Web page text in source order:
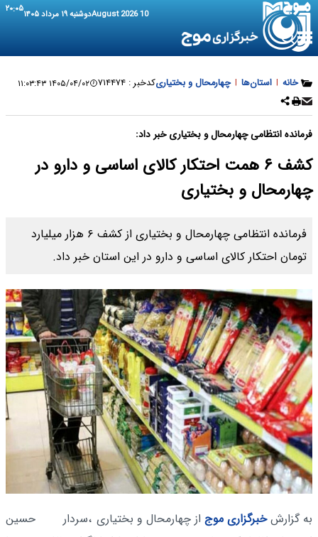
10 August 2026 دوشنبه ۱۹ مرداد ۱۴۰۵ ۲۰:۰۵
خانه | استان‌ها | چهارمحال و بختیاریکدخبر : ۷۱۴۴۷۴ ۱۴۰۵/۰۴/۰۲ ۱۱:۰۳:۴۳
فرمانده انتظامی چهارمحال و بختیاری خبر داد:
کشف ۶ همت احتکار کالای اساسی و دارو در
چهارمحال و بختیاری
فرمانده انتظامی چهارمحال و بختیاری از کشف ۶ هزار میلیارد
تومان احتکار کالای اساسی و دارو در این استان خبر داد.
به گزارشخبرگزاری موج از چهارمحال و بختیاری ،سردار حسین